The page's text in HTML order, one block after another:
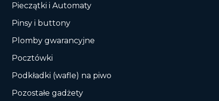
Pieczątki i Automaty
Pinsy i buttony
Plomby gwarancyjne
Pocztówki
Podkładki (wafle) na piwo
Pozostałe gadżety